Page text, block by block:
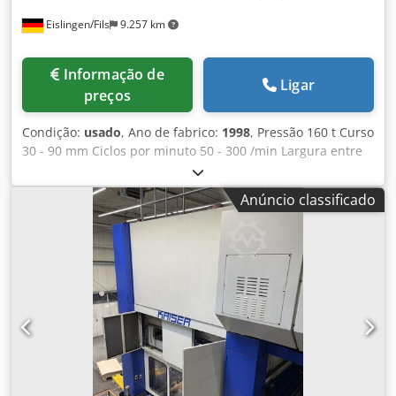
Eislingen/Fils 9.257 km
preços
Ligar
Condição: usado, Ano de fabrico: 1998, Pressão 160 t Curso
30 - 90 mm Ciclos por minuto 50 - 300 /min Largura entre
colunas 1270 mm Altura de montagem (curso + ajuste
superior do martelo) 590 mm Passagem lateral da coluna
440 mm Área da mesa 1250 x 900 mm Abertura passante
na mesa 950 x 300 mm Área do martelo 1250 x 800 mm
Ajuste do martelo 100 mm Largura do material 200 mm
Espessura do material - 6,0 mm Comprimento de avanço 0
- 120 mm Potência do motor 64,5 kW Peso 21,00 t
Dimensões aproximadas 3,0 x 2,2 x 3,9 mxmxm Com
acionamento por corrente contínua de velocidade
continuamente ajustável, combinação hidráulica de
embreagem/freio (marca Desch), ajuste automático do
curso, ajuste motorizado do martelo, mesa fixa,
lubrificação por circulação de óleo Avanço mecânico de
Anúncio classificado